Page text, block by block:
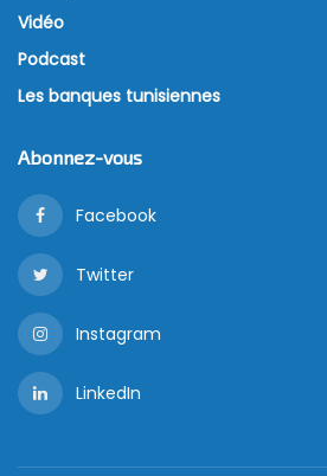
Vidéo
Podcast
Les banques tunisiennes
Abonnez-vous
Facebook
Twitter
Instagram
LinkedIn